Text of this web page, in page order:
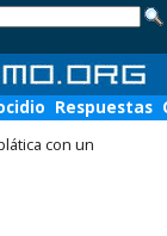
Respuestas
con un